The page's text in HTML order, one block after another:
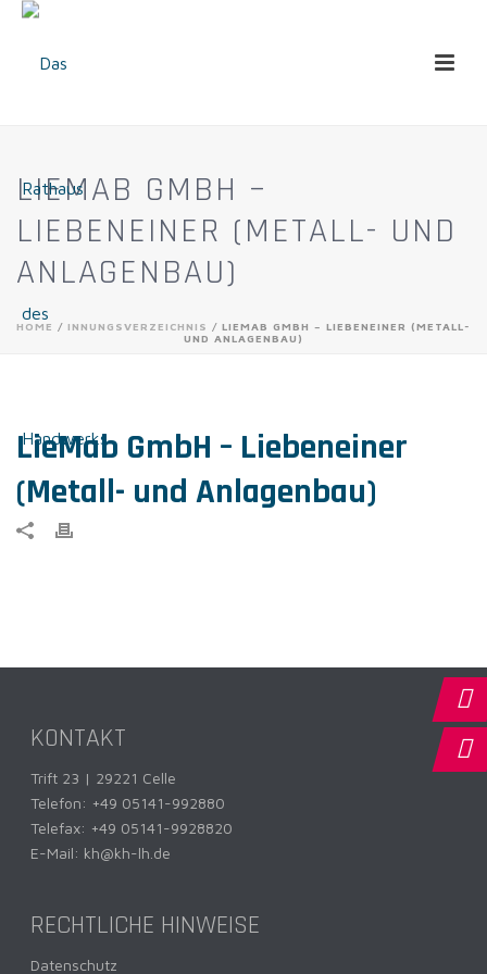
LIEMAB GMBH –
LIEBENEINER (METALL- UND
ANLAGENBAU)
HOME / INNUNGSVERZEICHNIS / LIEMAB GMBH – LIEBENEINER (METALL-
UND ANLAGENBAU)
LieMab GmbH – Liebeneiner
(Metall- und Anlagenbau)
KONTAKT
Trift 23 | 29221 Celle
Telefon: +49 05141-992880
Telefax: +49 05141-9928820
E-Mail: kh@kh-lh.de
RECHTLICHE HINWEISE
Datenschutz